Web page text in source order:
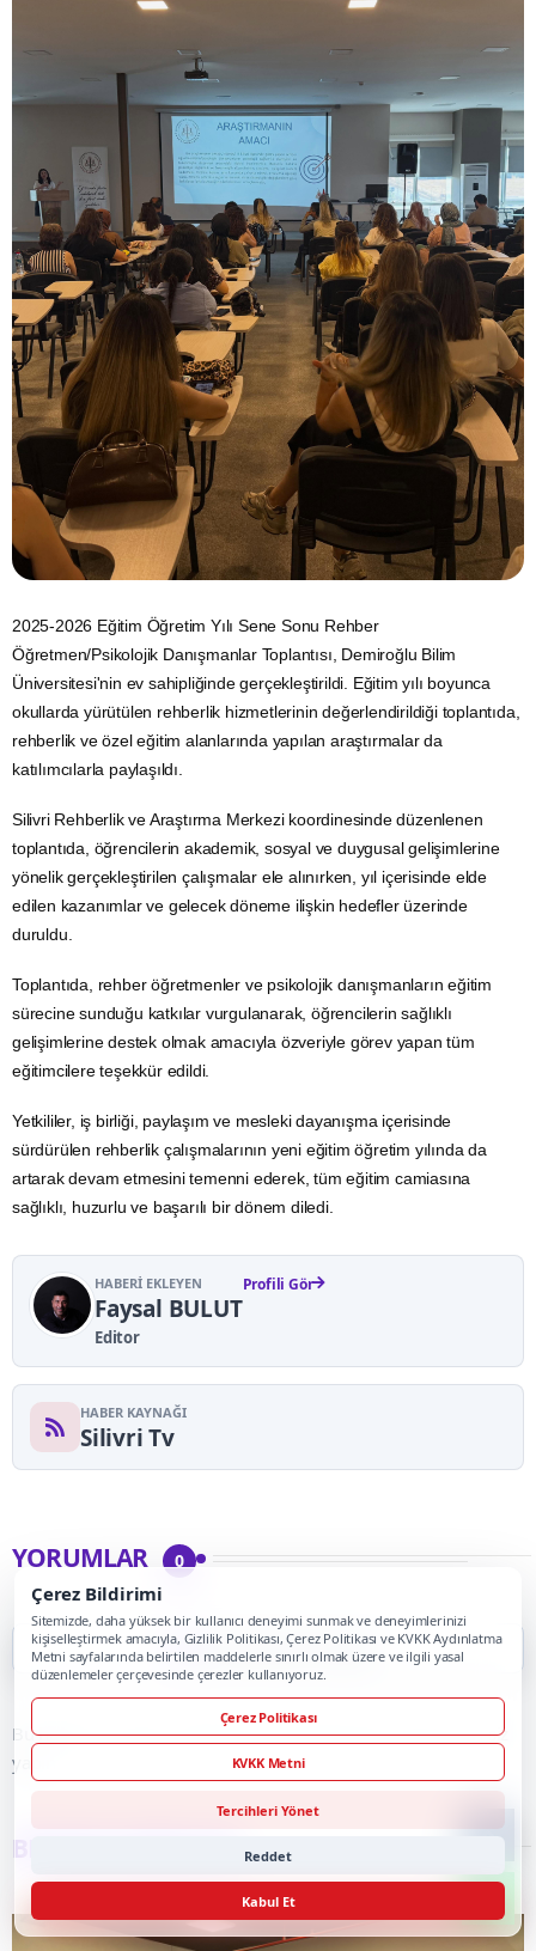
2025-2026 Eğitim Öğretim Yılı Sene Sonu Rehber
Öğretmen/Psikolojik Danışmanlar Toplantısı, Demiroğlu Bilim
Üniversitesi'nin ev sahipliğinde gerçekleştirildi. Eğitim yılı boyunca
okullarda yürütülen rehberlik hizmetlerinin değerlendirildiği toplantıda,
rehberlik ve özel eğitim alanlarında yapılan araştırmalar da
katılımcılarla paylaşıldı.
Silivri Rehberlik ve Araştırma Merkezi koordinesinde düzenlenen
toplantıda, öğrencilerin akademik, sosyal ve duygusal gelişimlerine
yönelik gerçekleştirilen çalışmalar ele alınırken, yıl içerisinde elde
edilen kazanımlar ve gelecek döneme ilişkin hedefler üzerinde
duruldu.
Toplantıda, rehber öğretmenler ve psikolojik danışmanların eğitim
sürecine sunduğu katkılar vurgulanarak, öğrencilerin sağlıklı
gelişimlerine destek olmak amacıyla özveriyle görev yapan tüm
eğitimcilere teşekkür edildi.
Yetkililer, iş birliği, paylaşım ve mesleki dayanışma içerisinde
sürdürülen rehberlik çalışmalarının yeni eğitim öğretim yılında da
artarak devam etmesini temenni ederek, tüm eğitim camiasına
sağlıklı, huzurlu ve başarılı bir dönem diledi.
HABERI EKLEYEN
Faysal BULUT
Editor
Profili Gör
HABER KAYNAĞI
Silivri Tv
YORUMLAR 0
İlk Yorumu Siz Yapın
Bu haber için henüz onaylı yorum bulunmuyor. İlk yorumu siz
yapın.
BENZER HABERLER
Çerez Bildirimi
Sitemizde, daha yüksek bir kullanıcı deneyimi sunmak ve deneyimlerinizi
kişiselleştirmek amacıyla, Gizlilik Politikası, Çerez Politikası ve KVKK Aydınlatma
Metni sayfalarında belirtilen maddelerle sınırlı olmak üzere ve ilgili yasal
düzenlemeler çerçevesinde çerezler kullanıyoruz.
Çerez Politikası
KVKK Metni
Tercihleri Yönet
Reddet
Kabul Et